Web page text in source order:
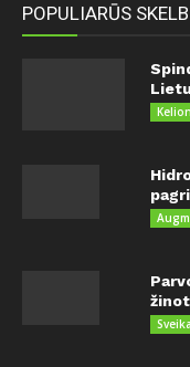
POPULIARŪS